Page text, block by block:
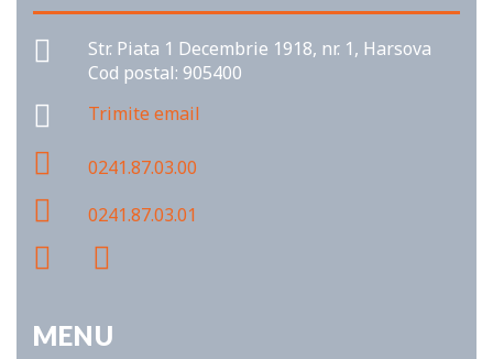
Str. Piata 1 Decembrie 1918, nr. 1, Harsova
Cod postal: 905400
Trimite email
0241.87.03.00
0241.87.03.01
MENU